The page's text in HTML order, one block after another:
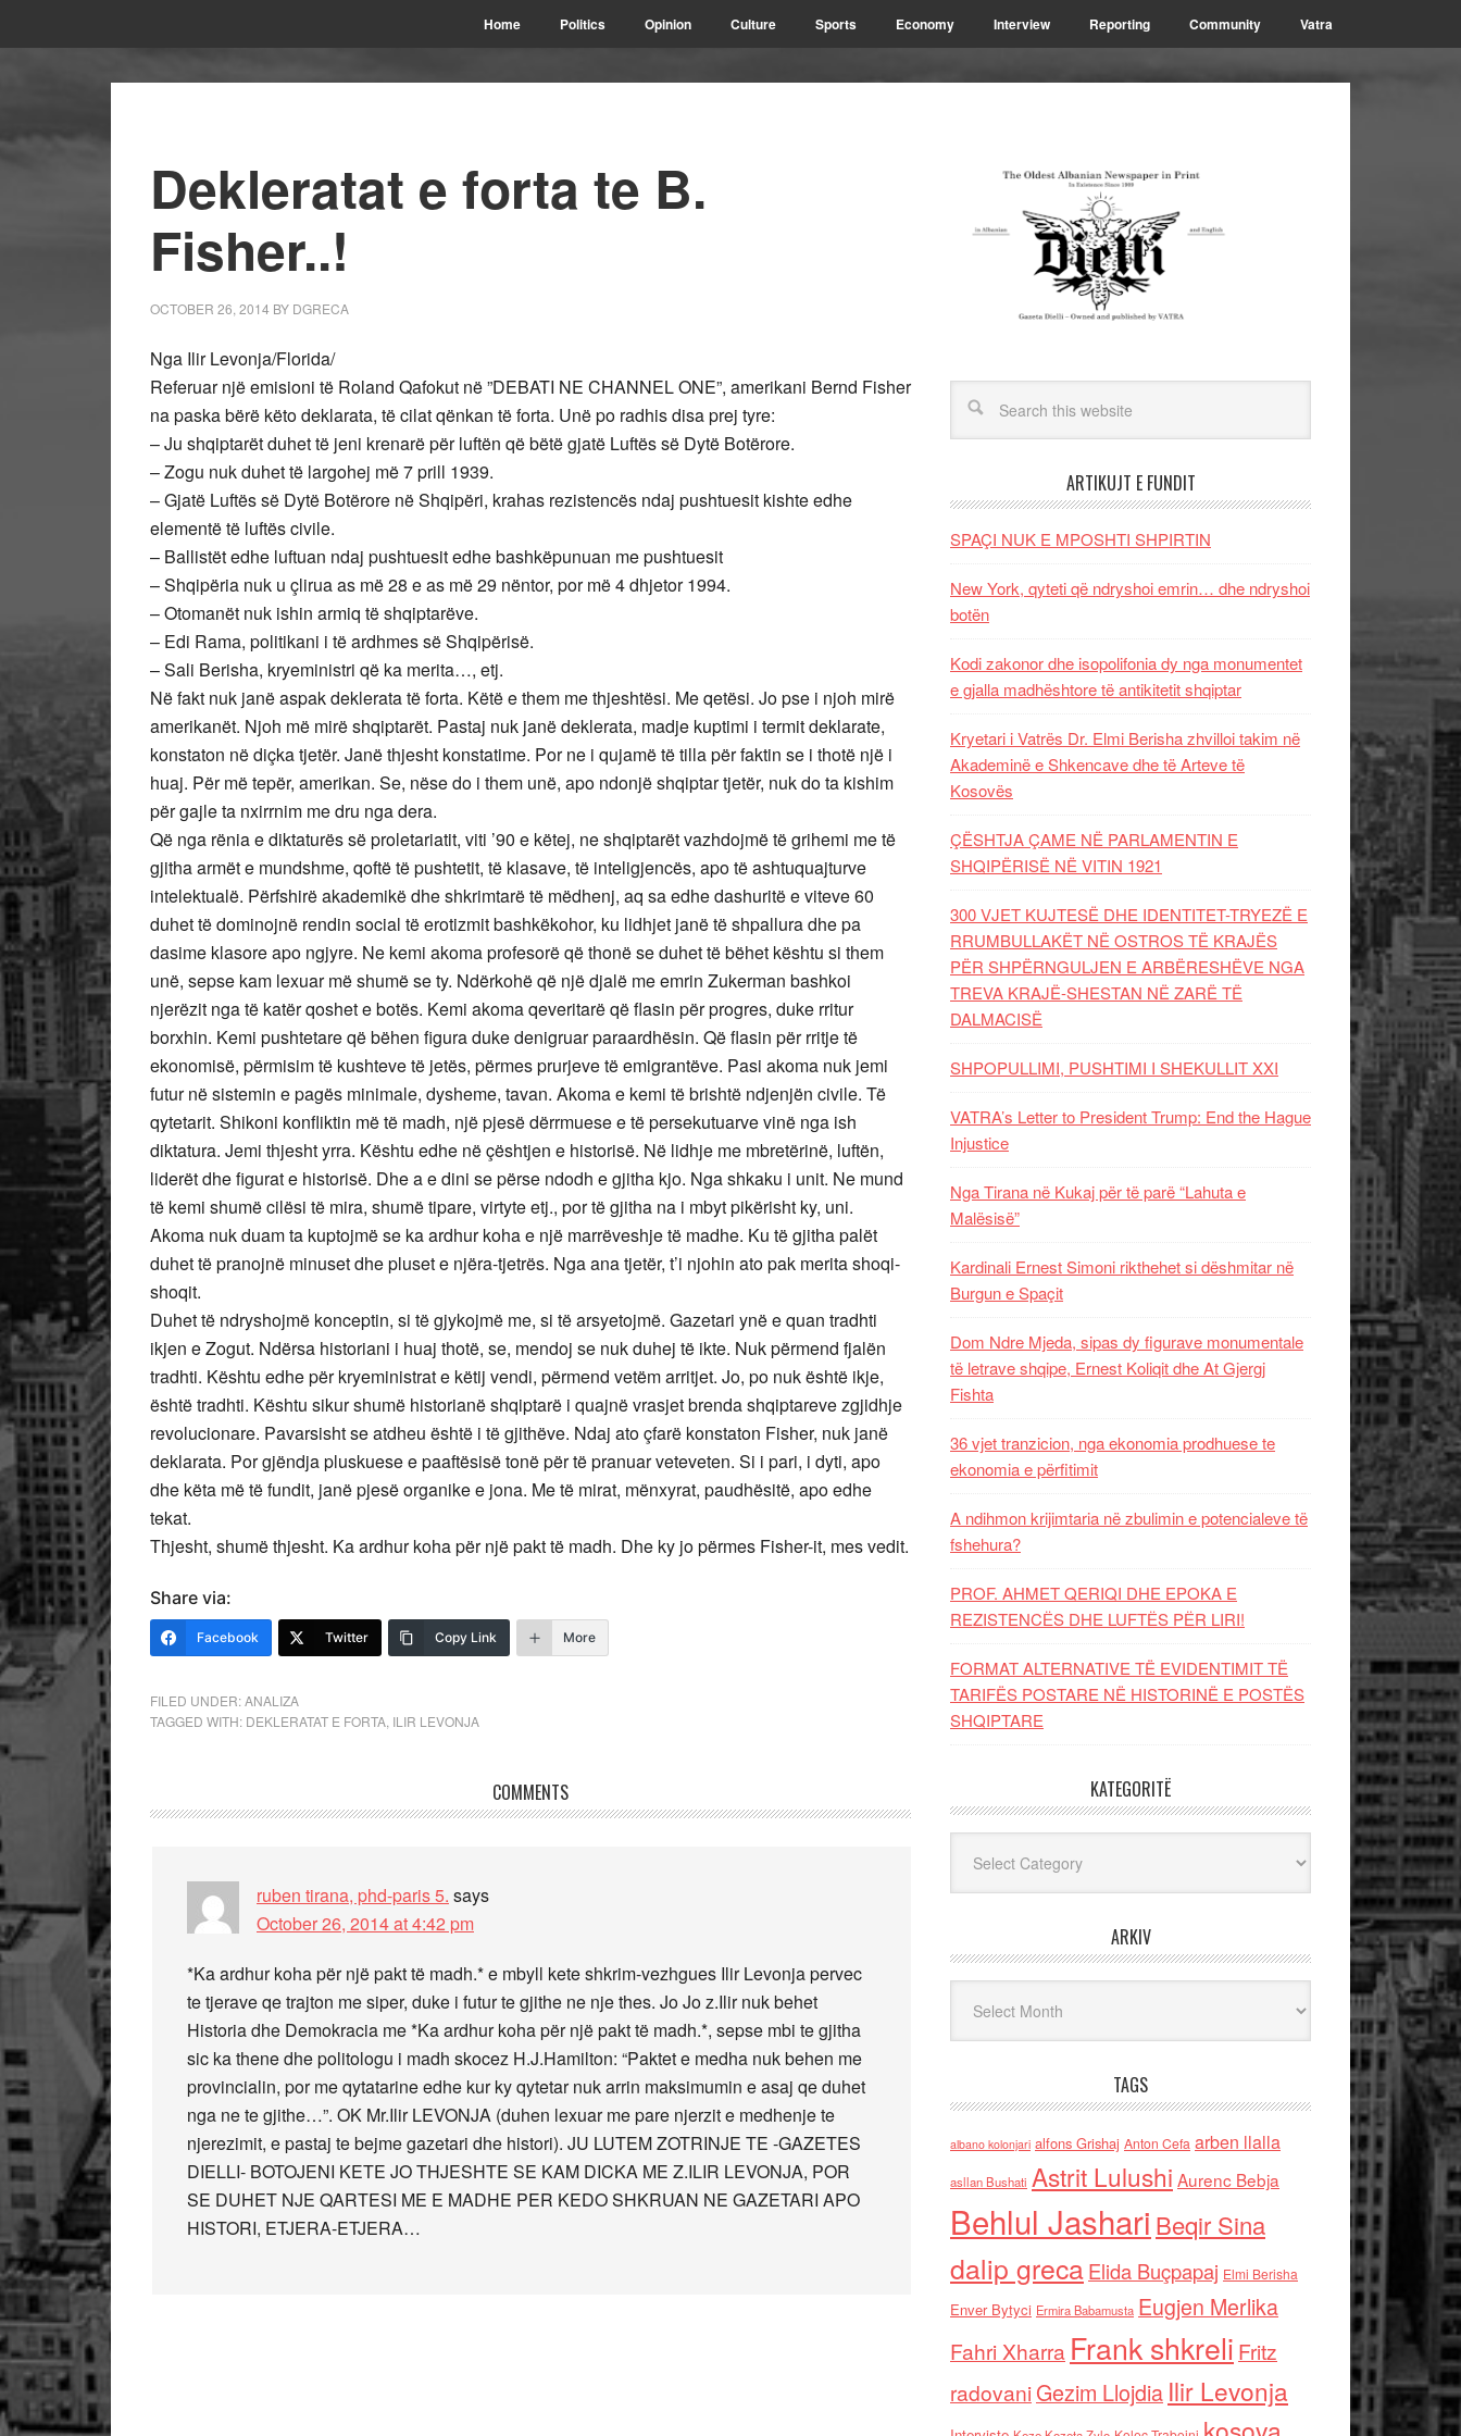
Home Politics Opinion Culture Sports Economy Interview Reporting Community Vatra
Dekleratat e forta te B.
Fisher..!
OCTOBER 26, 2014 BY DGRECA
Nga Ilir Levonja/Florida/
Referuar një emisioni të Roland Qafokut në ”DEBATI NE CHANNEL ONE”, amerikani Bernd Fisher
na paska bërë këto deklarata, të cilat qënkan të forta. Unë po radhis disa prej tyre:
– Ju shqiptarët duhet të jeni krenarë për luftën që bëtë gjatë Luftës së Dytë Botërore.
– Zogu nuk duhet të largohej më 7 prill 1939.
– Gjatë Luftës së Dytë Botërore në Shqipëri, krahas rezistencës ndaj pushtuesit kishte edhe
elementë të luftës civile.
– Ballistët edhe luftuan ndaj pushtuesit edhe bashkëpunuan me pushtuesit
– Shqipëria nuk u çlirua as më 28 e as më 29 nëntor, por më 4 dhjetor 1994.
– Otomanët nuk ishin armiq të shqiptarëve.
– Edi Rama, politikani i të ardhmes së Shqipërisë.
– Sali Berisha, kryeministri që ka merita…, etj.
Në fakt nuk janë aspak deklerata të forta. Këtë e them me thjeshtësi. Me qetësi. Jo pse i njoh mirë
amerikanët. Njoh më mirë shqiptarët. Pastaj nuk janë deklerata, madje kuptimi i termit deklarate,
konstaton në diçka tjetër. Janë thjesht konstatime. Por ne i qujamë të tilla për faktin se i thotë një i
huaj. Për më tepër, amerikan. Se, nëse do i them unë, apo ndonjë shqiptar tjetër, nuk do ta kishim
për gajle ta nxirrnim me dru nga dera.
Që nga rënia e diktaturës së proletariatit, viti ’90 e këtej, ne shqiptarët vazhdojmë të grihemi me të
gjitha armët e mundshme, qoftë të pushtetit, të klasave, të inteligjencës, apo të ashtuquajturve
intelektualë. Përfshirë akademikë dhe shkrimtarë të mëdhenj, aq sa edhe dashuritë e viteve 60
duhet të dominojnë rendin social të erotizmit bashkëkohor, ku lidhjet janë të shpallura dhe pa
dasime klasore apo ngjyre. Ne kemi akoma profesorë që thonë se duhet të bëhet kështu si them
unë, sepse kam lexuar më shumë se ty. Ndërkohë që një djalë me emrin Zukerman bashkoi
njerëzit nga të katër qoshet e botës. Kemi akoma qeveritarë që flasin për progres, duke rritur
borxhin. Kemi pushtetare që bëhen figura duke denigruar paraardhësin. Që flasin për rritje të
ekonomisë, përmisim të kushteve të jetës, përmes prurjeve të emigrantëve. Pasi akoma nuk jemi
futur në sistemin e pagës minimale, dysheme, tavan. Akoma e kemi të brishtë ndjenjën civile. Të
qytetarit. Shikoni konfliktin më të madh, një pjesë dërrmuese e të persekutuarve vinë nga ish
diktatura. Jemi thjesht yrra. Kështu edhe në çështjen e historisë. Në lidhje me mbretërinë, luftën,
liderët dhe figurat e historisë. Dhe a e dini se përse ndodh e gjitha kjo. Nga shkaku i unit. Ne mund
të kemi shumë cilësi të mira, shumë tipare, virtyte etj., por të gjitha na i mbyt pikërisht ky, uni.
Akoma nuk duam ta kuptojmë se ka ardhur koha e një marrëveshje të madhe. Ku të gjitha palët
duhet të pranojnë minuset dhe pluset e njëra-tjetrës. Nga ana tjetër, t’i njohin ato pak merita shoqi-
shoqit.
Duhet të ndryshojmë konceptin, si të gjykojmë me, si të arsyetojmë. Gazetari ynë e quan tradhti
ikjen e Zogut. Ndërsa historiani i huaj thotë, se, mendoj se nuk duhej të ikte. Nuk përmend fjalën
tradhti. Kështu edhe për kryeministrat e këtij vendi, përmend vetëm arritjet. Jo, po nuk është ikje,
është tradhti. Kështu sikur shumë historianë shqiptarë i quajnë vrasjet brenda shqiptareve zgjidhje
revolucionare. Pavarsisht se atdheu është i të gjithëve. Ndaj ato çfarë konstaton Fisher, nuk janë
deklarata. Por gjëndja pluskuese e paaftësisë tonë për të pranuar veteveten. Si i pari, i dyti, apo
dhe këta më të fundit, janë pjesë organike e jona. Me të mirat, mënxyrat, paudhësitë, apo edhe
tekat.
Thjesht, shumë thjesht. Ka ardhur koha për një pakt të madh. Dhe ky jo përmes Fisher-it, mes vedit.
Share via:
Facebook Twitter Copy Link More
FILED UNDER:ANALIZA
TAGGED WITH: DEKLERATAT E FORTA ILIR LEVONJA
COMMENTS
ruben tirana, phd-paris 5. says
October 26, 2014 at 4:42 pm
*Ka ardhur koha për një pakt të madh.* e mbyll kete shkrim-vezhgues Ilir Levonja pervec
te tjerave qe trajton me siper, duke i futur te gjithe ne nje thes. Jo Jo z.Ilir nuk behet
Historia dhe Demokracia me *Ka ardhur koha për një pakt të madh.*, sepse mbi te gjitha
sic ka thene dhe politologu i madh skocez H.J.Hamilton: “Paktet e medha nuk behen me
provincialin, por me qytatarine edhe kur ky qytetar nuk arrin maksimumin e asaj qe duhet
nga ne te gjithe…”. OK Mr.Ilir LEVONJA (duhen lexuar me pare njerzit e medhenje te
njerezimit, e pastaj te bejme gazetari dhe histori). JU LUTEM ZOTRINJE TE -GAZETES
DIELLI- BOTOJENI KETE JO THJESHTE SE KAM DICKA ME Z.ILIR LEVONJA, POR
SE DUHET NJE QARTESI ME E MADHE PER KEDO SHKRUAN NE GAZETARI APO
HISTORI, ETJERA-ETJERA…
ARTIKUJT E FUNDIT
SPAÇI NUK E MPOSHTI SHPIRTIN
New York, qyteti që ndryshoi emrin… dhe ndryshoi
botën
Kodi zakonor dhe isopolifonia dy nga monumentet
e gjalla madhështore të antikitetit shqiptar
Kryetari i Vatrës Dr. Elmi Berisha zhvilloi takim në
Akademinë e Shkencave dhe të Arteve të
Kosovës
ÇËSHTJA ÇAME NË PARLAMENTIN E
SHQIPËRISË NË VITIN 1921
300 VJET KUJTESË DHE IDENTITET-TRYEZË E
RRUMBULLAKËT NË OSTROS TË KRAJËS
PËR SHPËRNGULJEN E ARBËRESHËVE NGA
TREVA KRAJË-SHESTAN NË ZARË TË
DALMACISË
SHPOPULLIMI, PUSHTIMI I SHEKULLIT XXI
VATRA’s Letter to President Trump: End the Hague
Injustice
Nga Tirana në Kukaj për të parë “Lahuta e
Malësisë”
Kardinali Ernest Simoni rikthehet si dëshmitar në
Burgun e Spaçit
Dom Ndre Mjeda, sipas dy figurave monumentale
të letrave shqipe, Ernest Koliqit dhe At Gjergj
Fishta
36 vjet tranzicion, nga ekonomia prodhuese te
ekonomia e përfitimit
A ndihmon krijimtaria në zbulimin e potencialeve të
fshehura?
PROF. AHMET QERIQI DHE EPOKA E
REZISTENCЁS DHE LUFTЁS PЁR LIRI!
FORMAT ALTERNATIVE TË EVIDENTIMIT TË
TARIFËS POSTARE NË HISTORINË E POSTËS
SHQIPTARE
KATEGORITË
ARKIV
TAGS
albano kolonjari alfons Grishaj Anton Cefa arben llalla
asllan Bushati Astrit Lulushi Aurenc Bebja
Behlul Jashari Beqir Sina
dalip grecaElida Buçpapaj Elmi Berisha
Enver Bytyci Ermira Babamusta Eugjen Merlika
Fahri Xharra Frank shkreli Fritz
radovaniGezim Llojdia Ilir Levonja